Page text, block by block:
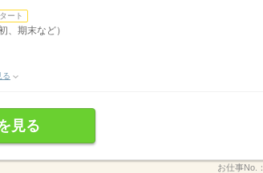
ート
期末など）
る
見る
お仕事No.：